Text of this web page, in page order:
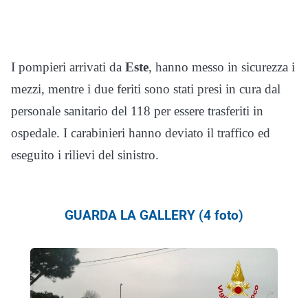
I pompieri arrivati da Este, hanno messo in sicurezza i
mezzi, mentre i due feriti sono stati presi in cura dal
personale sanitario del 118 per essere trasferiti in
ospedale. I carabinieri hanno deviato il traffico ed
eseguito i rilievi del sinistro.
GUARDA LA GALLERY (4 foto)